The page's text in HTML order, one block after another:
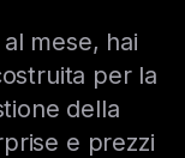
mese, hai
per la
della
e prezzi